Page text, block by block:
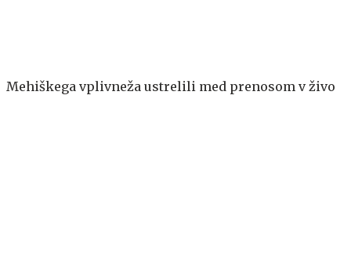
Mehiškega vplivneža ustrelili med prenosom v živo